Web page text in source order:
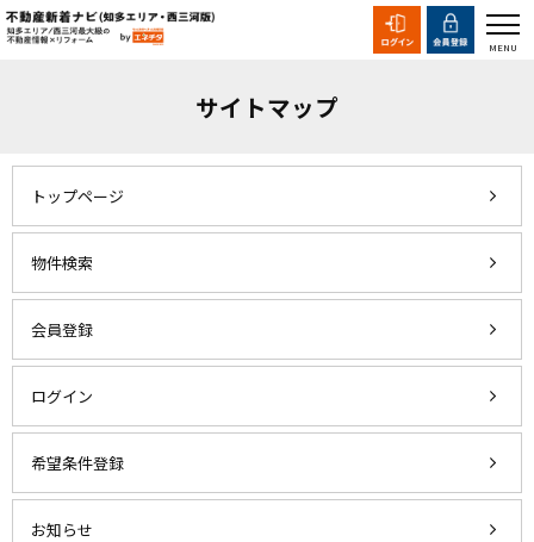
サイトマップ
トップページ
物件検索
会員登録
ログイン
希望条件登録
お知らせ